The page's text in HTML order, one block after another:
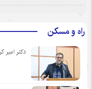
راه و مسکن
دکتر امیر